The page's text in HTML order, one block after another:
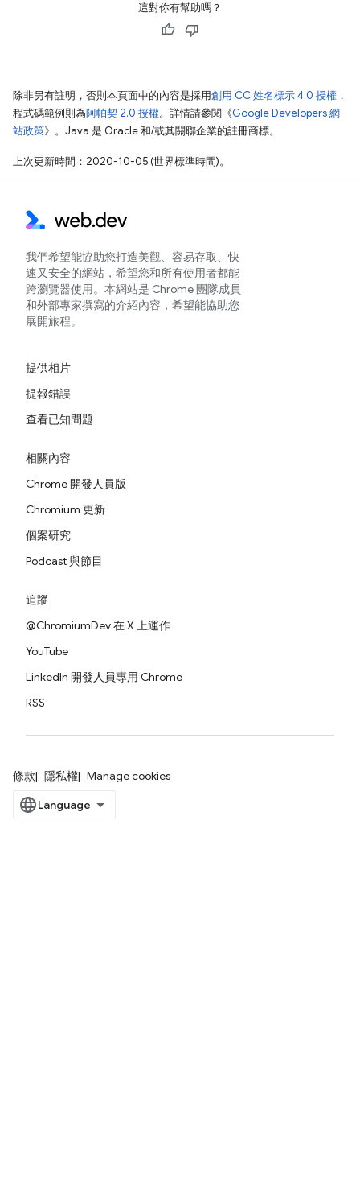
這對你有幫助嗎？
除非另有註明，否則本頁面中的內容是採用創用 CC 姓名標示 4.0 授權 ，
程式碼範例則為阿帕契 2.0 授權。詳情請參閱《Google Developers 網
站政策》。Java 是 Oracle 和/或其關聯企業的註冊商標。
上次更新時間：2020-10-05 (世界標準時間)。
我們希望能協助您打造美觀、容易存取、快
速又安全的網站，希望您和所有使用者都能
跨瀏覽器使用。本網站是 Chrome 團隊成員
和外部專家撰寫的介紹內容，希望能協助您
展開旅程。
提供相片
提報錯誤
查看已知問題
相關內容
Chrome 開發人員版
Chromium 更新
個案研究
Podcast 與節目
追蹤
@ChromiumDev 在 X 上運作
YouTube
LinkedIn 開發人員專用 Chrome
RSS
條款 隱私權 Manage cookies